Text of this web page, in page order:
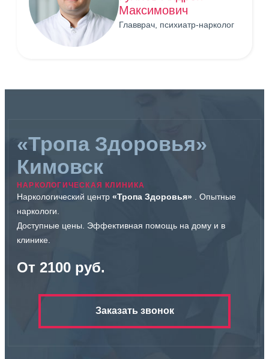
Максимович
Главврач, психиатр-нарколог
«Тропа Здоровья»
Кимовск
НАРКОЛОГИЧЕСКАЯ КЛИНИКА
Наркологический центр «Тропа Здоровья»
. Опытные
наркологи.
Доступные цены. Эффективная помощь на дому и в
клинике.
От 2100 руб.
Заказать звонок